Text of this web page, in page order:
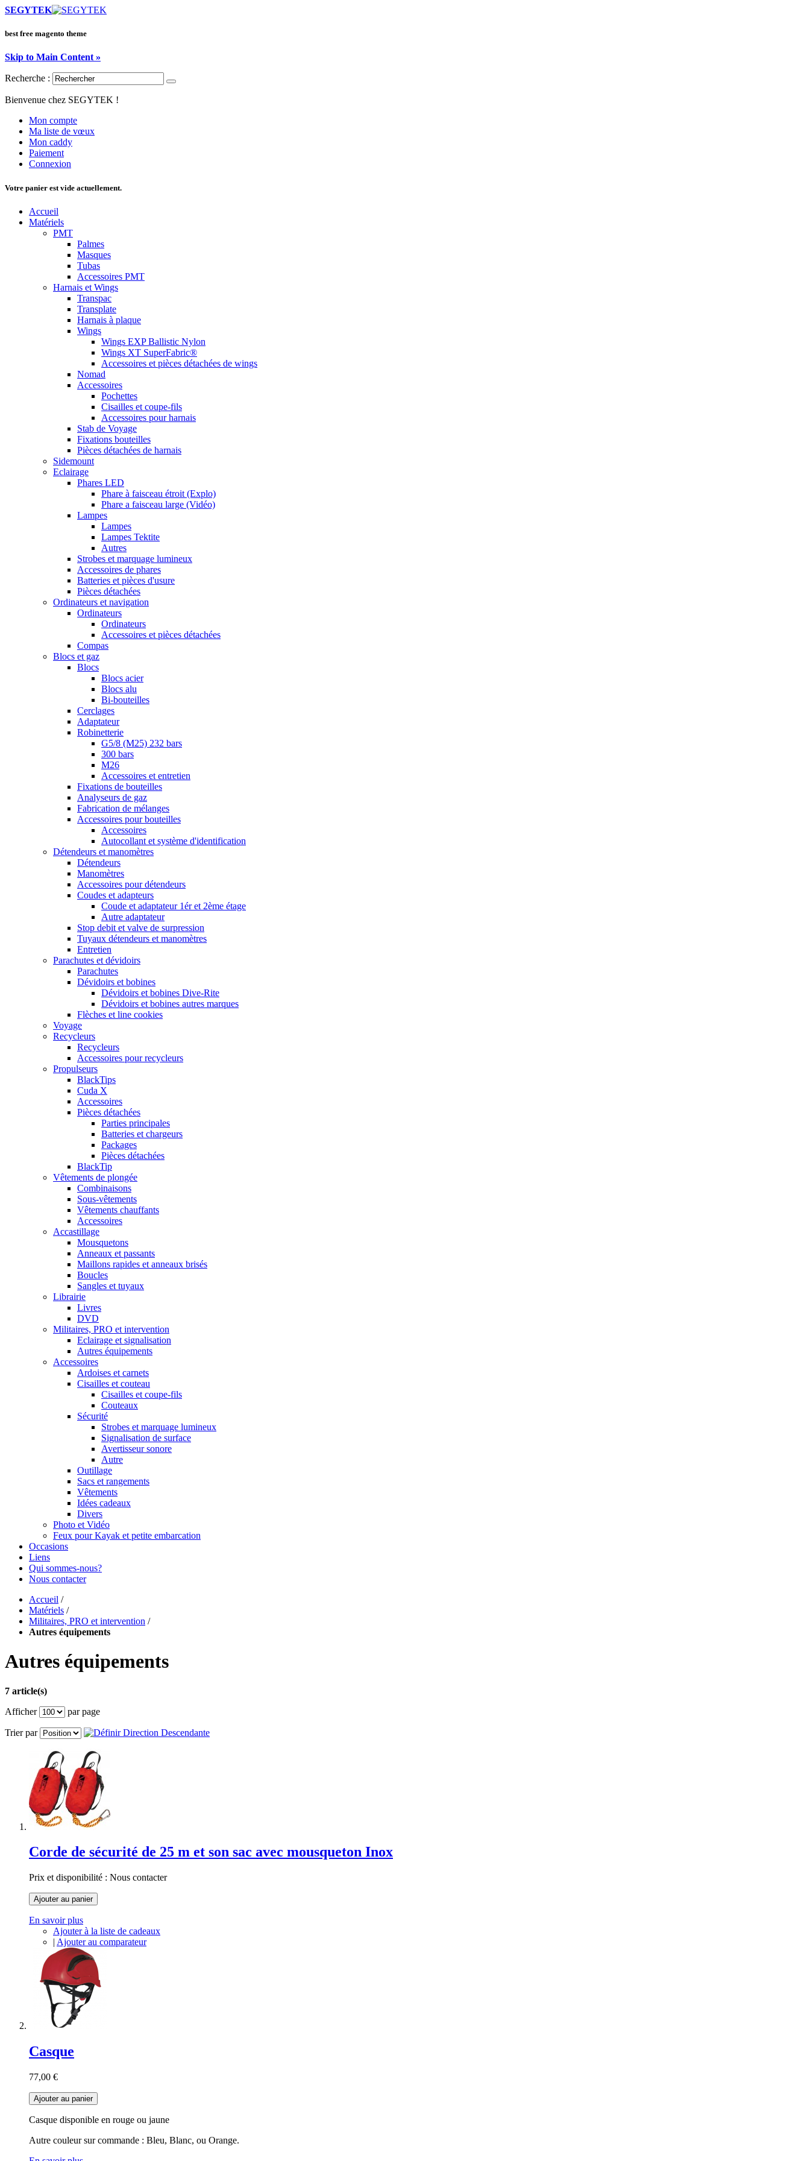
SEGYTEK
best free magento theme
Skip to Main Content »
Recherche :
Bienvenue chez SEGYTEK !
Mon compte
Ma liste de vœux
Mon caddy
Paiement
Connexion
Votre panier est vide actuellement.
Accueil
Matériels
PMT
Palmes
Masques
Tubas
Accessoires PMT
Harnais et Wings
Transpac
Transplate
Harnais à plaque
Wings
Wings EXP Ballistic Nylon
Wings XT SuperFabric®
Accessoires et pièces détachées de wings
Nomad
Accessoires
Pochettes
Cisailles et coupe-fils
Accessoires pour harnais
Stab de Voyage
Fixations bouteilles
Pièces détachées de harnais
Sidemount
Eclairage
Phares LED
Phare à faisceau étroit (Explo)
Phare a faisceau large (Vidéo)
Lampes
Lampes
Lampes Tektite
Autres
Strobes et marquage lumineux
Accessoires de phares
Batteries et pièces d'usure
Pièces détachées
Ordinateurs et navigation
Ordinateurs
Ordinateurs
Accessoires et pièces détachées
Compas
Blocs et gaz
Blocs
Blocs acier
Blocs alu
Bi-bouteilles
Cerclages
Adaptateur
Robinetterie
G5/8 (M25) 232 bars
300 bars
M26
Accessoires et entretien
Fixations de bouteilles
Analyseurs de gaz
Fabrication de mélanges
Accessoires pour bouteilles
Accessoires
Autocollant et système d'identification
Détendeurs et manomètres
Détendeurs
Manomètres
Accessoires pour détendeurs
Coudes et adapteurs
Coude et adaptateur 1ér et 2ème étage
Autre adaptateur
Stop debit et valve de surpression
Tuyaux détendeurs et manomètres
Entretien
Parachutes et dévidoirs
Parachutes
Dévidoirs et bobines
Dévidoirs et bobines Dive-Rite
Dévidoirs et bobines autres marques
Flèches et line cookies
Voyage
Recycleurs
Recycleurs
Accessoires pour recycleurs
Propulseurs
BlackTips
Cuda X
Accessoires
Pièces détachées
Parties principales
Batteries et chargeurs
Packages
Pièces détachées
BlackTip
Vêtements de plongée
Combinaisons
Sous-vêtements
Vêtements chauffants
Accessoires
Accastillage
Mousquetons
Anneaux et passants
Maillons rapides et anneaux brisés
Boucles
Sangles et tuyaux
Librairie
Livres
DVD
Militaires, PRO et intervention
Eclairage et signalisation
Autres équipements
Accessoires
Ardoises et carnets
Cisailles et couteau
Cisailles et coupe-fils
Couteaux
Sécurité
Strobes et marquage lumineux
Signalisation de surface
Avertisseur sonore
Autre
Outillage
Sacs et rangements
Vêtements
Idées cadeaux
Divers
Photo et Vidéo
Feux pour Kayak et petite embarcation
Occasions
Liens
Qui sommes-nous?
Nous contacter
Accueil /
Matériels /
Militaires, PRO et intervention /
Autres équipements
Autres équipements
7 article(s)
Afficher
par page
Trier par
Corde de sécurité de 25 m et son sac avec mousqueton Inox
Prix et disponibilité : Nous contacter
Ajouter au panier
En savoir plus
Ajouter à la liste de cadeaux
| Ajouter au comparateur
Casque
77,00 €
Ajouter au panier
Casque disponible en rouge ou jaune
Autre couleur sur commande : Bleu, Blanc, ou Orange.